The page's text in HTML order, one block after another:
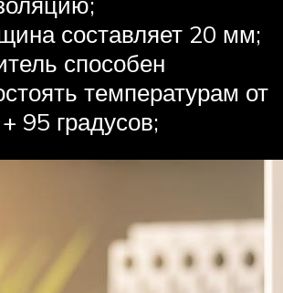
составляет 20 мм;
способен
температурам от
95 градусов;